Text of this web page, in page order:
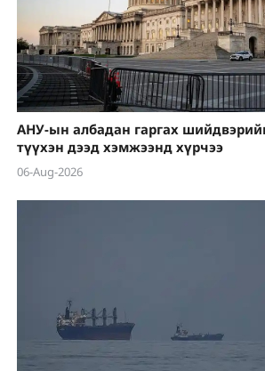
АНУ-ын албадан гаргах
түүхэн дээд хэмжээнд хүрчээ
06-Aug-2026